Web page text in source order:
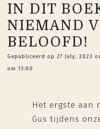
IN DIT
NIEMAND
BELOOFD!
Gepubliceerd op 27 July, 2023
om 13:00
Het ergste
Gus tijdens